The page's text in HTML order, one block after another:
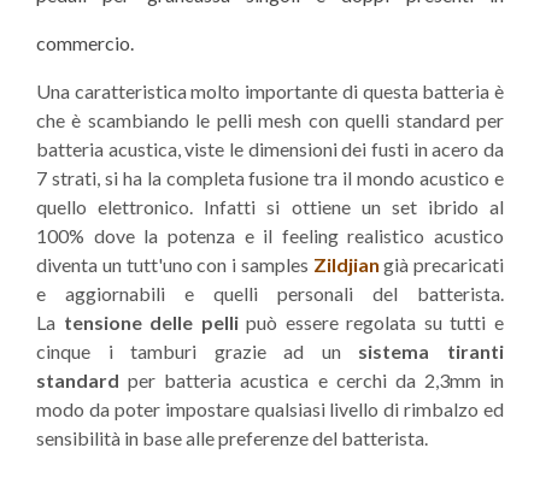
commercio.
Una caratteristica molto importante di questa batteria è
che è scambiando le pelli mesh con quelli standard per
batteria acustica, viste le dimensioni dei fusti in acero da
7 strati, si ha la completa fusione tra il mondo acustico e
quello elettronico. Infatti si ottiene un set ibrido al
100% dove la potenza e il feeling realistico acustico
diventa un tutt'uno con i samples Zildjian già precaricati
e aggiornabili e quelli personali del batterista.
La tensione delle pellipuò essere regolata su tutti e
cinque i tamburi grazie ad un sistema tiranti
standard per batteria acustica e cerchi da 2,3mm in
modo da poter impostare qualsiasi livello di rimbalzo ed
sensibilità in base alle preferenze del batterista.